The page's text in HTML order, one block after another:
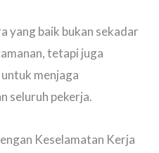
yang baik bukan sekadar
tetapi juga
menjaga
seluruh pekerja.
Keselamatan Kerja